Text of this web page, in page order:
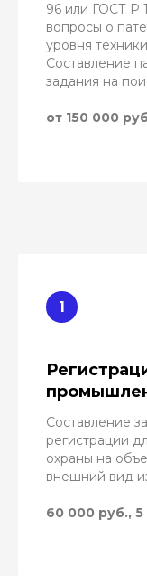
96 или ГОСТ Р
вопросы о
уровня
Составление
задания на
от 150 000
Составление
регистрации
охраны на
внешний вид
60 000 руб.,